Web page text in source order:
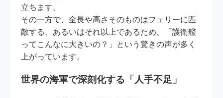
立ちます。
その一方で、全長や高さそのものはフェリーに匹
敵する、あるいはそれ以上であるため、「護衛艦
ってこんなに大きいの？」という驚きの声が多く
上がっています。
世界の海軍で深刻化する「人手不足」